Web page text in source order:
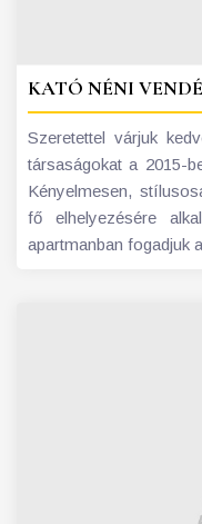
KATÓ NÉNI
Szeretettel várjuk
társaságokat a 2015-
Kényelmesen,
fő elhelyezésére
apartmanban fogadjuk